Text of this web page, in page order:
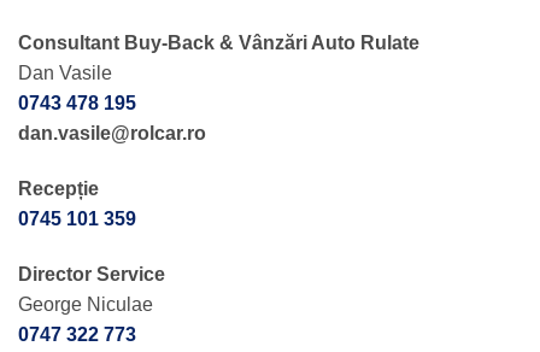
Consultant Buy-Back & Vânzări Auto Rulate
Dan Vasile
0743 478 195
dan.vasile@rolcar.ro
Recepție
0745 101 359
Director Service
George Niculae
0747 322 773